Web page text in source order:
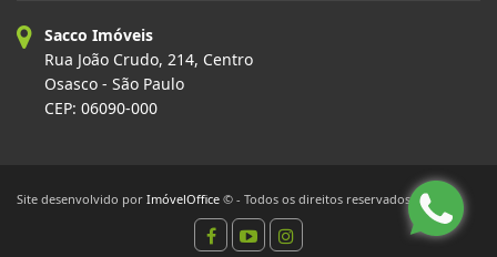
Sacco Imóveis
Rua João Crudo, 214, Centro
Osasco - São Paulo
CEP: 06090-000
Site desenvolvido por ImóvelOffice © - Todos os direitos reservados